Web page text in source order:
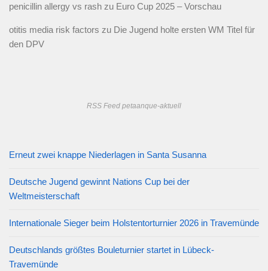
penicillin allergy vs rash zu Euro Cup 2025 – Vorschau
otitis media risk factors zu Die Jugend holte ersten WM Titel für
den DPV
RSS Feed petaanque-aktuell
Erneut zwei knappe Niederlagen in Santa Susanna
Deutsche Jugend gewinnt Nations Cup bei der
Weltmeisterschaft
Internationale Sieger beim Holstentorturnier 2026 in Travemünde
Deutschlands größtes Bouleturnier startet in Lübeck-
Travemünde